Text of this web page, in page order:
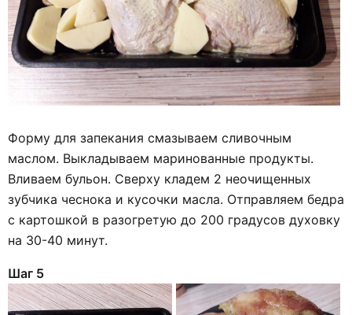
Форму для запекания смазываем сливочным
маслом. Выкладываем маринованные продукты.
Вливаем бульон. Сверху кладем 2 неочищенных
зубчика чеснока и кусочки масла. Отправляем бедра
с картошкой в разогретую до 200 градусов духовку
на 30-40 минут.
Шаг 5